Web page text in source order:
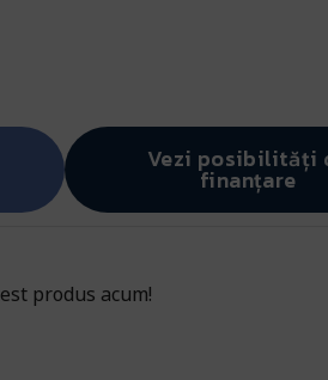
Vezi posibilități
finanțare
produs acum!